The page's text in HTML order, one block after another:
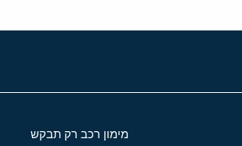
מימון רכב רק תבקש